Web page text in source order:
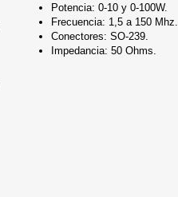
Potencia: 0-10 y 0-100W.
Frecuencia: 1,5 a 150 Mhz.
Conectores: SO-239.
Impedancia: 50 Ohms.